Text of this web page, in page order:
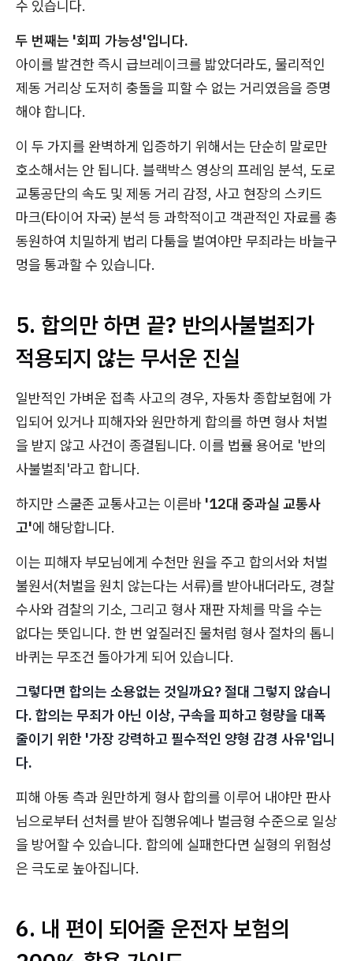
수 있습니다.
두 번째는 '회피 가능성'입니다.
아이를 발견한 즉시 급브레이크를 밟았더라도, 물리적인
제동 거리상 도저히 충돌을 피할 수 없는 거리였음을 증명
해야 합니다.
이 두 가지를 완벽하게 입증하기 위해서는 단순히 말로만
호소해서는 안 됩니다. 블랙박스 영상의 프레임 분석, 도로
교통공단의 속도 및 제동 거리 감정, 사고 현장의 스키드
마크(타이어 자국) 분석 등 과학적이고 객관적인 자료를 총
동원하여 치밀하게 법리 다툼을 벌여야만 무죄라는 바늘구
멍을 통과할 수 있습니다.
5. 합의만 하면 끝? 반의사불벌죄가
적용되지 않는 무서운 진실
일반적인 가벼운 접촉 사고의 경우, 자동차 종합보험에 가
입되어 있거나 피해자와 원만하게 합의를 하면 형사 처벌
을 받지 않고 사건이 종결됩니다. 이를 법률 용어로 '반의
사불벌죄'라고 합니다.
하지만 스쿨존 교통사고는 이른바 '12대 중과실 교통사
고'에 해당합니다.
이는 피해자 부모님에게 수천만 원을 주고 합의서와 처벌
불원서(처벌을 원치 않는다는 서류)를 받아내더라도, 경찰
수사와 검찰의 기소, 그리고 형사 재판 자체를 막을 수는
없다는 뜻입니다. 한 번 엎질러진 물처럼 형사 절차의 톱니
바퀴는 무조건 돌아가게 되어 있습니다.
그렇다면 합의는 소용없는 것일까요? 절대 그렇지 않습니
다. 합의는 무죄가 아닌 이상, 구속을 피하고 형량을 대폭
줄이기 위한 '가장 강력하고 필수적인 양형 감경 사유'입니
다.
피해 아동 측과 원만하게 형사 합의를 이루어 내야만 판사
님으로부터 선처를 받아 집행유예나 벌금형 수준으로 일상
을 방어할 수 있습니다. 합의에 실패한다면 실형의 위험성
은 극도로 높아집니다.
6. 내 편이 되어줄 운전자 보험의